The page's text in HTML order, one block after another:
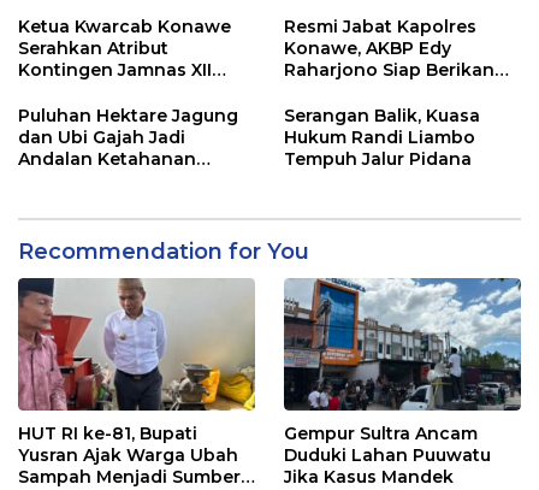
Ketua Kwarcab Konawe
Serahkan Atribut
Kontingen Jamnas XII
Resmi Jabat Kapolres
Konawe, AKBP Edy
Raharjono Siap Berikan
Puluhan Hektare Jagung
dan Ubi Gajah Jadi
Andalan Ketahanan
Serangan Balik, Kuasa
Hukum Randi Liambo
Tempuh Jalur Pidana
Recommendation for You
HUT RI ke-81, Bupati
Yusran Ajak Warga Ubah
Sampah Menjadi Sumber
Gempur Sultra Ancam
Duduki Lahan Puuwatu
Jika Kasus Mandek